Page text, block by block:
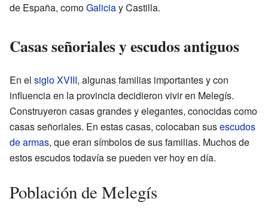
de España, comoGaliciay Castilla.
Casas señoriales y escudos antiguos
En el siglo XVIII, algunas familias importantes y con
influencia en la provincia decidieron vivir en Melegís.
Construyeron casas grandes y elegantes, conocidas como
casas señoriales. En estas casas, colocaban susescudos
de armas, que eran símbolos de sus familias. Muchos de
estos escudos todavía se pueden ver hoy en día.
Población de Melegís